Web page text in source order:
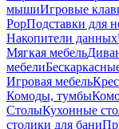
мышиИгровые
PopПодставки для
Накопители данных
Мягкая мебель
мебели
Игровая мебель
Комоды, тумбы
СтолыКухонные
столики для бани